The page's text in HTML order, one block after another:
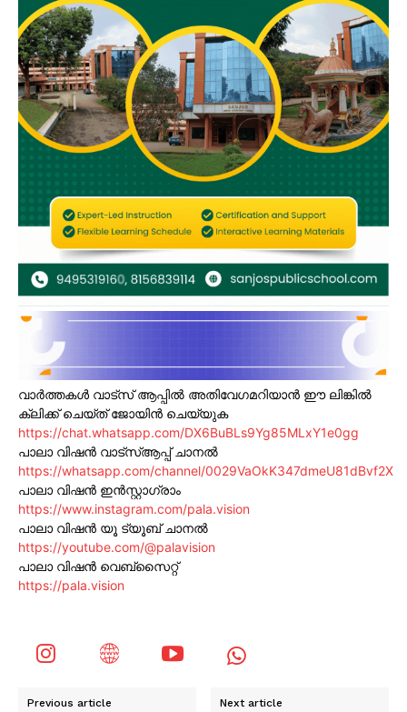
വാർത്തകൾ വാട്സ് ആപ്പിൽ അതിവേഗമറിയാൻ ഈ ലിങ്കിൽ
ക്ലിക്ക് ചെയ്ത് ജോയിൻ ചെയ്യുക
https://chat.whatsapp.com/DX6BuBLs9Yg85MLxY1e0gg
പാലാ വിഷൻ വാട്സ്ആപ്പ് ചാനൽ
https://whatsapp.com/channel/0029VaOkK347dmeU81dBvf2X
പാലാ വിഷൻ ഇൻസ്റ്റാഗ്രാം
https://www.instagram.com/pala.vision
പാലാ വിഷൻ യൂ ട്യൂബ് ചാനൽ
https://youtube.com/@palavision
പാലാ വിഷൻ വെബ്സൈറ്റ്
https://pala.vision
Previous article Next article